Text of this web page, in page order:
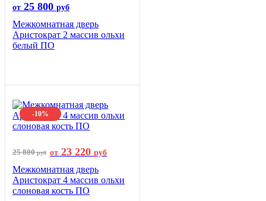
от 25 800 руб
Межкомнатная дверь
Аристократ 2 массив ольхи
белый ПО
-10%
25 800руб от 23 220 руб
Межкомнатная дверь
Аристократ 4 массив ольхи
слоновая кость ПО